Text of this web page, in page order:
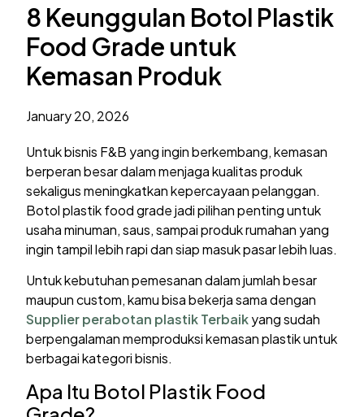
8 Keunggulan Botol Plastik
Food Grade untuk
Kemasan Produk
January 20, 2026
Untuk bisnis F&B yang ingin berkembang, kemasan
berperan besar dalam menjaga kualitas produk
sekaligus meningkatkan kepercayaan pelanggan.
Botol plastik food grade jadi pilihan penting untuk
usaha minuman, saus, sampai produk rumahan yang
ingin tampil lebih rapi dan siap masuk pasar lebih luas.
Untuk kebutuhan pemesanan dalam jumlah besar
maupun custom, kamu bisa bekerja sama dengan
Supplier perabotan plastik Terbaikyang sudah
berpengalaman memproduksi kemasan plastik untuk
berbagai kategori bisnis.
Apa Itu Botol Plastik Food